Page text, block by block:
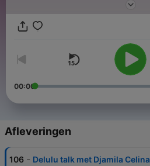
00:00
Afleveringen
106 - Delulu talk met Djamila Celina